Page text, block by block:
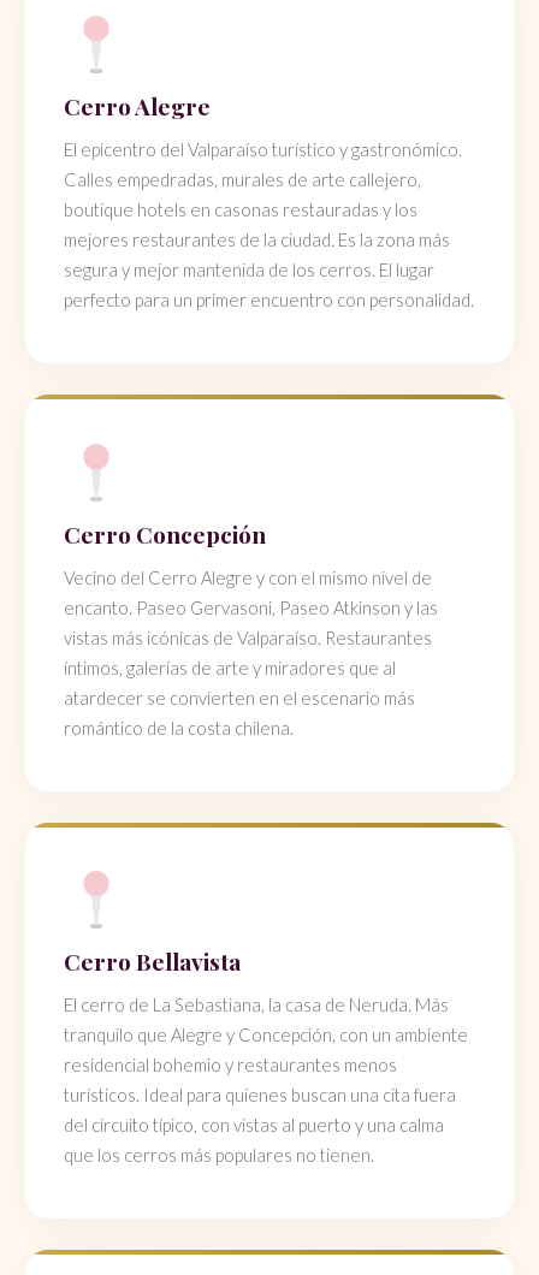
Cerro Alegre
El epicentro del Valparaíso turístico y gastronómico.
Calles empedradas, murales de arte callejero,
boutique hotels en casonas restauradas y los
mejores restaurantes de la ciudad. Es la zona más
segura y mejor mantenida de los cerros. El lugar
perfecto para un primer encuentro con personalidad.
Cerro Concepción
Vecino del Cerro Alegre y con el mismo nivel de
encanto. Paseo Gervasoni, Paseo Atkinson y las
vistas más icónicas de Valparaíso. Restaurantes
íntimos, galerías de arte y miradores que al
atardecer se convierten en el escenario más
romántico de la costa chilena.
Cerro Bellavista
El cerro de La Sebastiana, la casa de Neruda. Más
tranquilo que Alegre y Concepción, con un ambiente
residencial bohemio y restaurantes menos
turísticos. Ideal para quienes buscan una cita fuera
del circuito típico, con vistas al puerto y una calma
que los cerros más populares no tienen.